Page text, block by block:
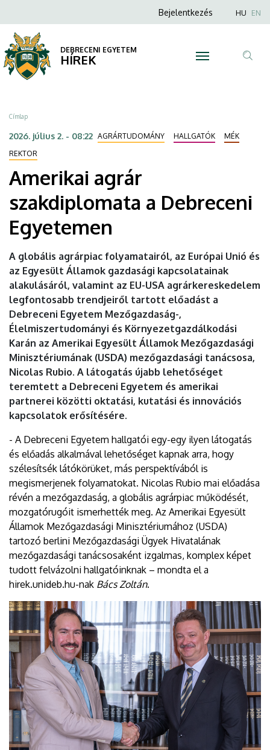
agrár
szakdiplomata
Debreceni
Egyetemen
DEBRECENI
EGYETEM
a
tartalomra
Anonim
menüje
Bejelentkezés HU EN
DEBRECENI EGYETEM
HÍREK
Morzsa
Címlap
2026. július 2. - 08:22 AGRÁRTUDOMÁNY HALLGATÓK
MÉK
REKTOR
Amerikai agrár
szakdiplomata a Debreceni
Egyetemen
A globális agrárpiac folyamatairól, az Európai Unió és
az Egyesült Államok gazdasági kapcsolatainak
alakulásáról, valamint az EU-USA agrárkereskedelem
legfontosabb trendjeiről tartott előadást a
Debreceni Egyetem Mezőgazdaság-,
Élelmiszertudományi és Környezetgazdálkodási
Karán az Amerikai Egyesült Államok Mezőgazdasági
Minisztériumának (USDA) mezőgazdasági tanácsosa,
Nicolas Rubio. A látogatás újabb lehetőséget
teremtett a Debreceni Egyetem és amerikai
partnerei közötti oktatási, kutatási és innovációs
kapcsolatok erősítésére.
- A Debreceni Egyetem hallgatói egy-egy ilyen látogatás
és előadás alkalmával lehetőséget kapnak arra, hogy
szélesítsék látókörüket, más perspektívából is
megismerjenek folyamatokat. Nicolas Rubio mai előadása
révén a mezőgazdaság, a globális agrárpiac működését,
mozgatórugóit ismerhették meg. Az Amerikai Egyesült
Államok Mezőgazdasági Minisztériumához (USDA)
tartozó berlini Mezőgazdasági Ügyek Hivatalának
mezőgazdasági tanácsosaként izgalmas, komplex képet
tudott felvázolni hallgatóinknak – mondta el a
hirek.unideb.hu-nak Bács Zoltán.